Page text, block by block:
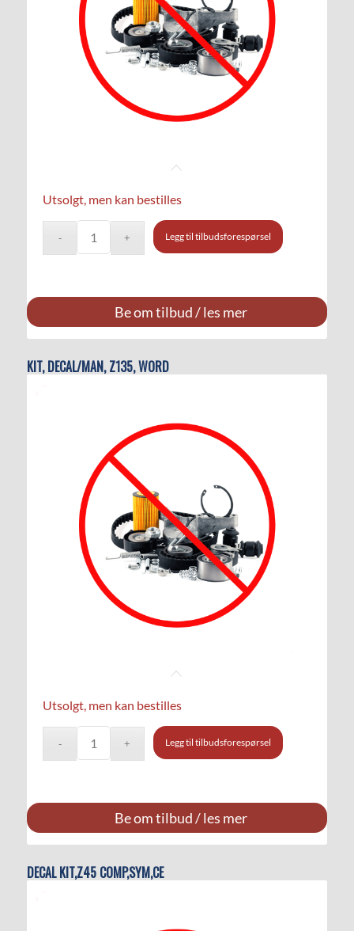
Utsolgt, men kan bestilles
Legg til tilbudsforespørsel
Be om tilbud / les mer
KIT, DECAL/MAN, Z135, WORD
Utsolgt, men kan bestilles
Legg til tilbudsforespørsel
Be om tilbud / les mer
DECAL KIT,Z45 COMP,SYM,CE